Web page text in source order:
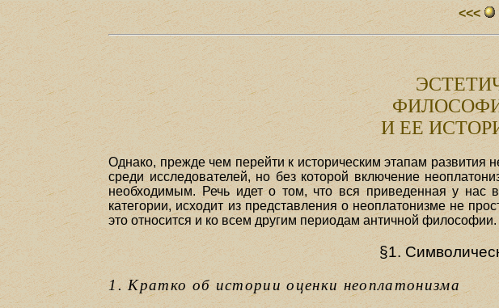
<<<
И ЕЕ
Однако, прежде чем перейти к историческим этапам
среди исследователей, но без которой включение
необходимым. Речь идет о том, что вся приведенная у нас
категории, исходит из представления о неоплатонизме не
это относится и ко всем другим периодам античной
§1.
1. Кратко об истории оценки неоплатонизма